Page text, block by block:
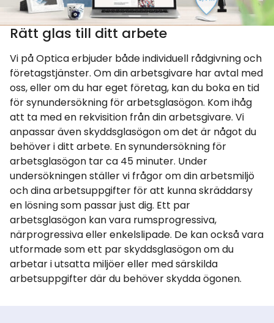
Rätt glas till ditt arbete
Vi på Optica erbjuder både individuell rådgivning och
företagstjänster. Om din arbetsgivare har avtal med
oss, eller om du har eget företag, kan du boka en tid
för synundersökning för arbetsglasögon. Kom ihåg
att ta med en rekvisition från din arbetsgivare. Vi
anpassar även skyddsglasögon om det är något du
behöver i ditt arbete. En synundersökning för
arbetsglasögon tar ca 45 minuter. Under
undersökningen ställer vi frågor om din arbetsmiljö
och dina arbetsuppgifter för att kunna skräddarsy
en lösning som passar just dig. Ett par
arbetsglasögon kan vara rumsprogressiva,
närprogressiva eller enkelslipade. De kan också vara
utformade som ett par skyddsglasögon om du
arbetar i utsatta miljöer eller med särskilda
arbetsuppgifter där du behöver skydda ögonen.